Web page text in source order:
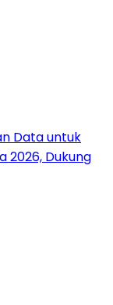
Data untuk
2026, Dukung